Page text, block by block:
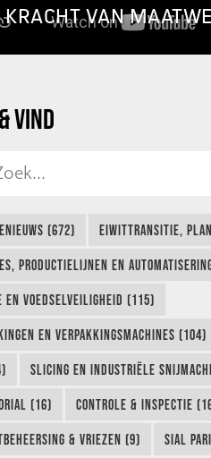
KRACHT VAN
VIND
(672) EIWITTRANSITIE,
PRODUCTIELIJNEN EN
EN VOEDSELVEILIGHEID (115)
EN VERPAKKINGSMACHINES (104)
SLICING EN INDUSTRIËLE
(16) CONTROLE & INSPECTIE
& VRIEZEN (9) SIAL